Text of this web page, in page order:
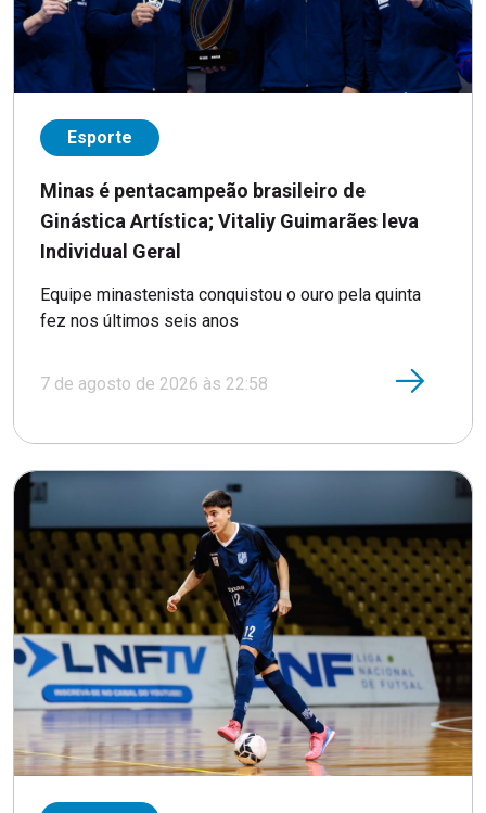
Esporte
Minas é pentacampeão brasileiro de
Ginástica Artística; Vitaliy Guimarães leva
Individual Geral
Equipe minastenista conquistou o ouro pela quinta
fez nos últimos seis anos
7 de agosto de 2026 às 22:58